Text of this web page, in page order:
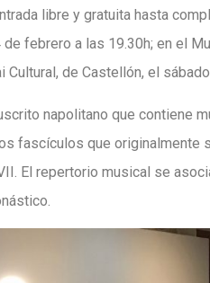
libre y gratuita hasta
febrero a las 19.30h; en el
de Castellón, el
napolitano que contiene
fascículos que originalmente
El repertorio musical se